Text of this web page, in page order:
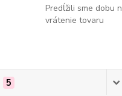
Predĺžili sme dobu
vrátenie tovaru
5